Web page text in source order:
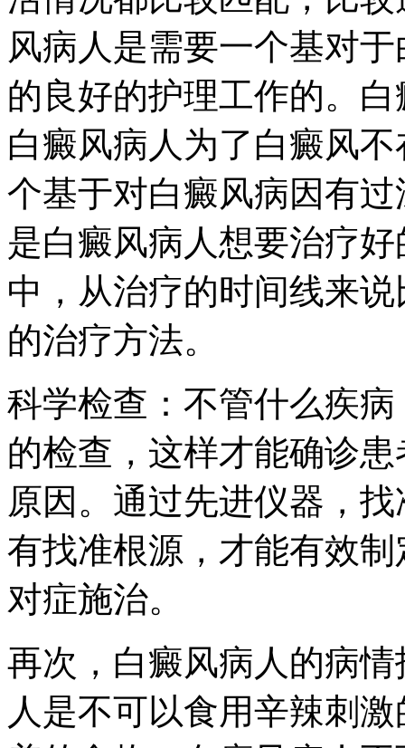
风病人是需要一个基对
的良好的护理工作的。
白癜风病人为了白癜风
个基于对白癜风病因有
是白癜风病人想要治疗
中，从治疗的时间线来
的治疗方法。
科学检查：不管什么疾
的检查，这样才能确诊
原因。通过先进仪器，
有找准根源，才能有效
对症施治。
再次，白癜风病人的病
人是不可以食用辛辣刺